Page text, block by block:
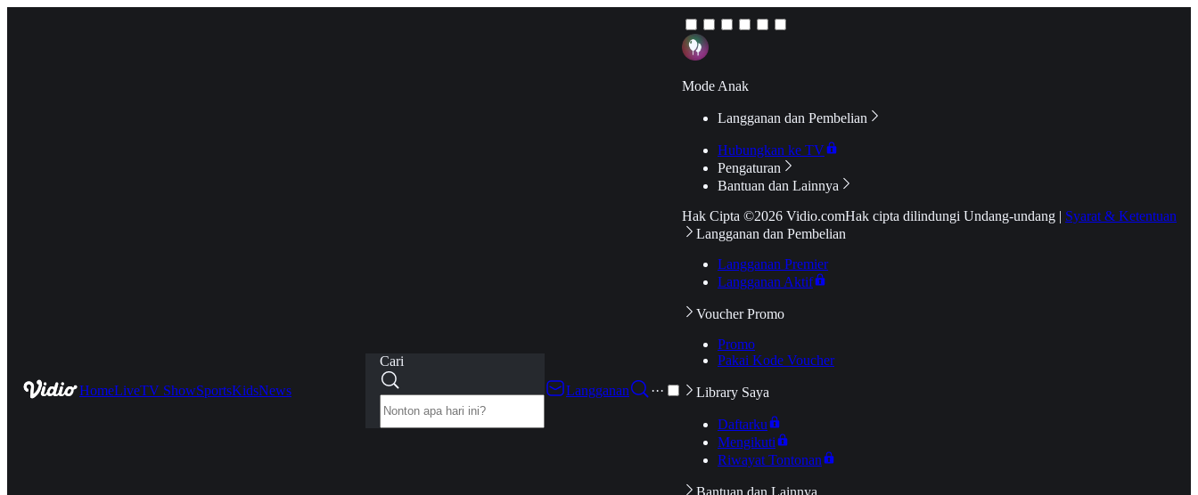
HomeLiveTV ShowSportsKidsNews
Cari
Langganan
···
Mode Anak
Langganan dan Pembelian
Hubungkan ke TV
Pengaturan
Bantuan dan Lainnya
Hak Cipta ©2026 Vidio.comHak cipta dilindungi Undang-undang | Syarat & Ketentuan
Langganan dan Pembelian
Langganan Premier
Langganan Aktif
Voucher Promo
Promo
Pakai Kode Voucher
Library Saya
Daftarku
Mengikuti
Riwayat Tontonan
Bantuan dan Lainnya